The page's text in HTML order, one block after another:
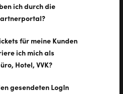
ich durch die
für meine Kunden
ich mich als
Hotel, VVK?
gesendeten LogIn